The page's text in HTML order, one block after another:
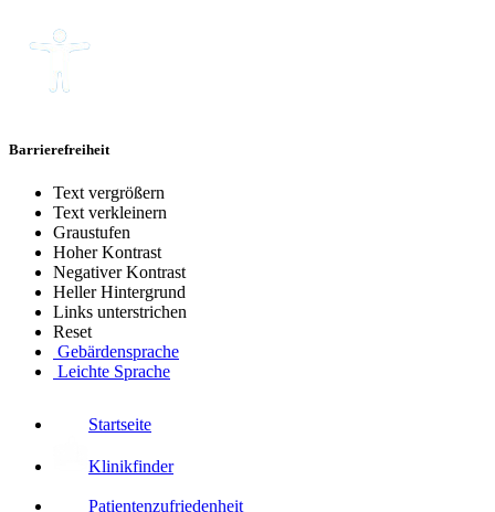
Barrierefreiheit
Text vergrößern
Text verkleinern
Graustufen
Hoher Kontrast
Negativer Kontrast
Heller Hintergrund
Links unterstrichen
Reset
Gebärdensprache
Leichte Sprache
Startseite
Klinikfinder
Patientenzufriedenheit